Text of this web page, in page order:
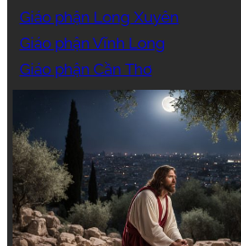
Giáo phận Long Xuyên
Giáo phận Vĩnh Long
Giáo phận Cần Thơ